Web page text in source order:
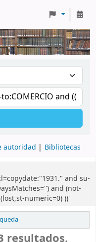
autoridad Bibliotecas
and su-
and (not-
numeric=0) ))'
resultados.